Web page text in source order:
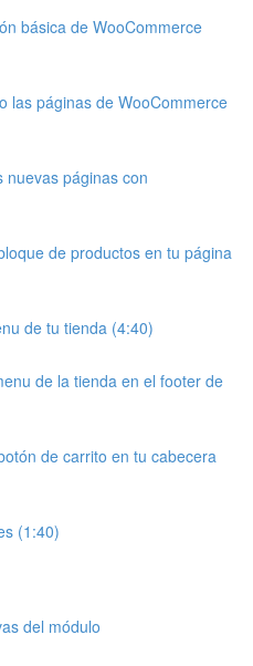
básica de WooCommerce
las páginas de WooCommerce
nuevas páginas con
de productos en tu página
de tu tienda (4:40)
de la tienda en el footer de
de carrito en tu cabecera
(1:40)
del módulo